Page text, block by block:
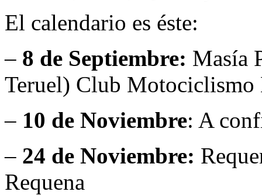
El calendario es éste:
– 8 de Septiembre: Masía
Teruel) Club Motociclismo
– 10 de Noviembre: A
– 24 de Noviembre:
Requena